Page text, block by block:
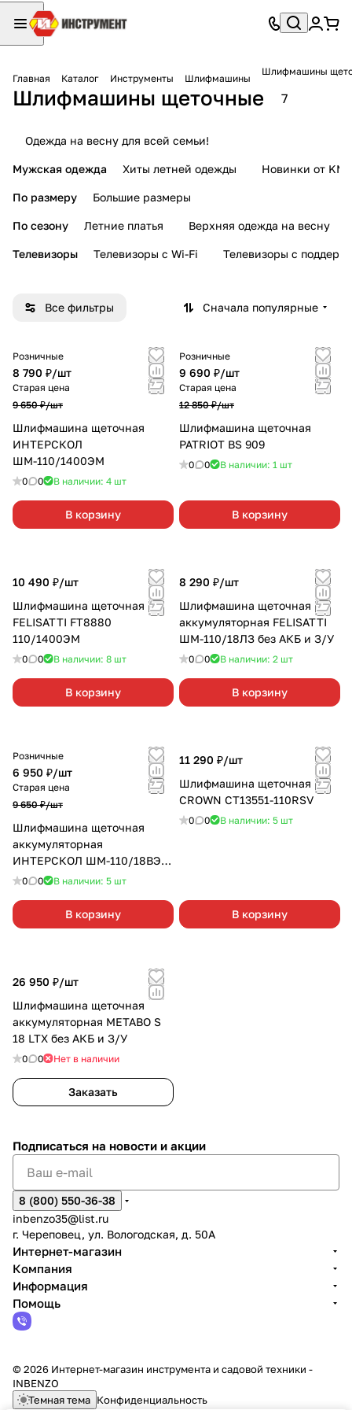
Главная Каталог Инструменты Шлифмашины
Шлифмашины
Шлифмашины щеточные 7
Одежда на весну для всей семьи!
Мужская одежда Хиты летней одежды Новинки от KMI
По размеру Большие размеры
По сезону Летние платья Верхняя одежда на весну
Телевизоры Телевизоры с Wi-Fi Телевизоры с
Все фильтры Сначала популярные
Розничные
8 790 ₽/шт
Старая цена
9 650 ₽/шт
Шлифмашина щеточная
ИНТЕРСКОЛ
ШМ-110/1400ЭМ
0 0 В наличии: 4 шт
В корзину
Розничные
9 690 ₽/шт
Старая цена
12 850 ₽/шт
Шлифмашина щеточная
PATRIOT BS 909
0 0 В наличии: 1 шт
В корзину
10 490 ₽/шт
Шлифмашина щеточная
FELISATTI FT8880
110/1400ЭМ
0 0 В наличии: 8 шт
В корзину
8 290 ₽/шт
Шлифмашина щеточная
аккумуляторная FELISATTI
ШМ-110/18ЛЗ без АКБ и З/У
0 0 В наличии: 2 шт
В корзину
Розничные
6 950 ₽/шт
Старая цена
9 650 ₽/шт
Шлифмашина щеточная
аккумуляторная
ИНТЕРСКОЛ ШМ-110/18ВЭ
АПИ без АКБ и З/У
0 0 В наличии: 5 шт
В корзину
11 290 ₽/шт
Шлифмашина щеточная
CROWN CT13551-110RSV
0 0 В наличии: 5 шт
В корзину
26 950 ₽/шт
Шлифмашина щеточная
аккумуляторная METABO S
18 LTX без АКБ и З/У
0 0 Нет в наличии
Заказать
Подписаться на новости и акции
8 (800) 550-36-38
inbenzo35@list.ru
г. Череповец, ул. Вологодская, д. 50А
Интернет-магазин
Компания
Информация
Помощь
© 2026 Интернет-магазин инструмента и садовой техники -
INBENZO
Темная тема Конфиденциальность